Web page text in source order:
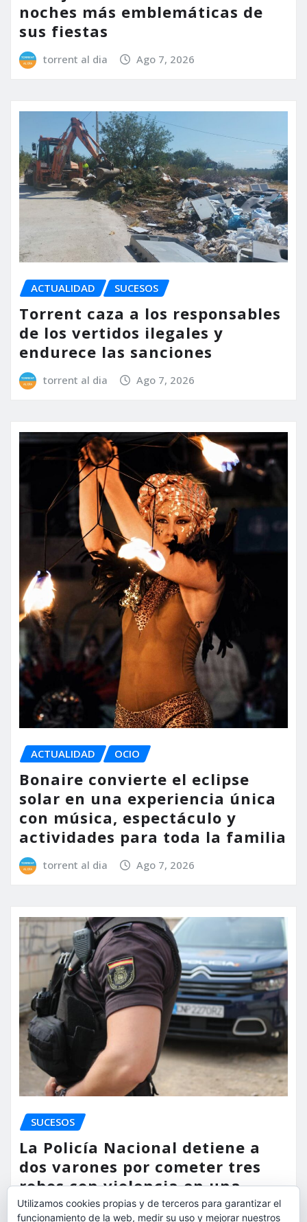
noches más emblemáticas de
sus fiestas
torrent al dia Ago 7, 2026
ACTUALIDAD SUCESOS
Torrent caza a los responsables
de los vertidos ilegales y
endurece las sanciones
torrent al dia Ago 7, 2026
ACTUALIDAD OCIO
Bonaire convierte el eclipse
solar en una experiencia única
con música, espectáculo y
actividades para toda la familia
torrent al dia Ago 7, 2026
SUCESOS
La Policía Nacional detiene a
dos varones por cometer tres
robos con violencia en una
misma mañana
Utilizamos cookies propias y de terceros para garantizar el
funcionamiento de la web, medir su uso y mejorar nuestros